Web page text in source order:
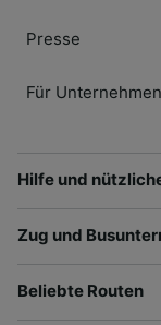
Presse
Für Unternehmen
Hilfe und
Zug und
Beliebte Routen